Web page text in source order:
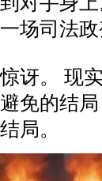
场司法
讶。 现
免的结
局。